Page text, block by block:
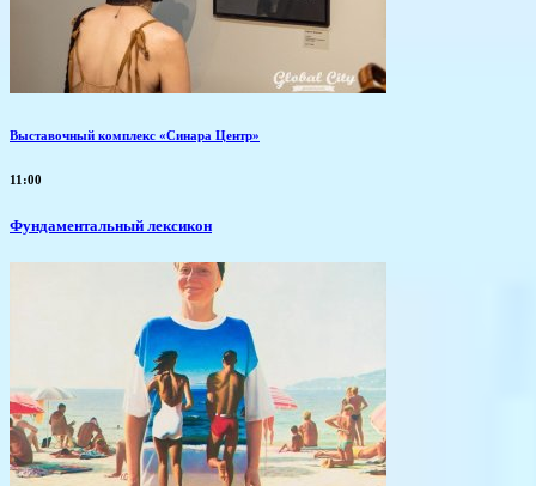
Выставочный комплекс «Синара Центр»
11:00
Фундаментальный лексикон